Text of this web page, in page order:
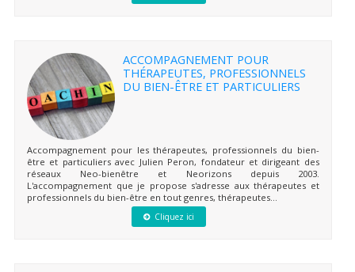
ACCOMPAGNEMENT POUR
THÉRAPEUTES, PROFESSIONNELS
DU BIEN-ÊTRE ET PARTICULIERS
Accompagnement pour les thérapeutes, professionnels du bien-
être et particuliers avec Julien Peron, fondateur et dirigeant des
réseaux Neo-bienêtre et Neorizons depuis 2003.
L'accompagnement que je propose s'adresse aux thérapeutes et
professionnels du bien-être en tout genres, thérapeutes...
Cliquez ici